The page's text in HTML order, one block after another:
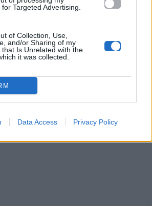
Targeted Advertising.
of Collection, Use,
and/or Sharing of my
that Is Unrelated with the
it was collected.
Data Access Privacy Policy
μου
ουρανό
για σένανε θα κόβω
σε δω